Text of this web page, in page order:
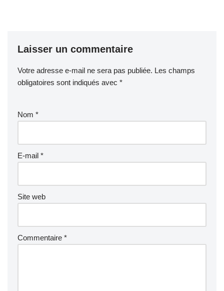
Laisser un commentaire
Votre adresse e-mail ne sera pas publiée. Les champs
obligatoires sont indiqués avec *
Nom *
E-mail *
Site web
Commentaire *